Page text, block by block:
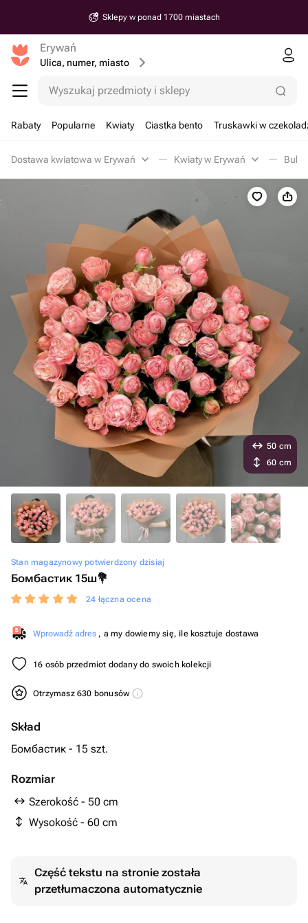
Sklepy w ponad 1700 miastach
Erywań
Ulica, numer, miasto
Wyszukaj przedmioty i sklepy
Rabaty Popularne Kwiaty Ciastka bento Truskawki w
Dostawa kwiatowa w Erywań Kwiaty w Erywań
Stan magazynowy potwierdzony dzisiaj
Бомбастик 15ш💐
24 łączna ocena
Wprowadź adres , a my dowiemy się, ile kosztuje dostawa
16 osób przedmiot dodany do swoich kolekcji
Otrzymasz 630 bonusów
Skład
Бомбастик - 15 szt.
Rozmiar
Szerokość - 50 cm
Wysokość - 60 cm
50 cm
60 cm
Część tekstu na stronie została
przetłumaczona automatycznie